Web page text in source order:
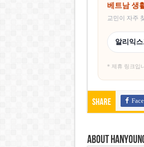
베트남 생
교민이 자주
알리익
* 제휴 링크입
Share
About